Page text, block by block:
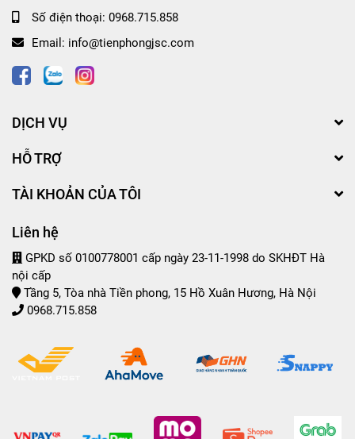
Số điện thoại: 0968.715.858
Email: info@tienphongjsc.com
DỊCH VỤ
HỖ TRỢ
TÀI KHOẢN CỦA TÔI
Liên hệ
GPKD số 0100778001 cấp ngày 23-11-1998 do SKHĐT Hà
nội cấp
Tầng 5, Tòa nhà Tiền phong, 15 Hồ Xuân Hương, Hà Nội
0968.715.858